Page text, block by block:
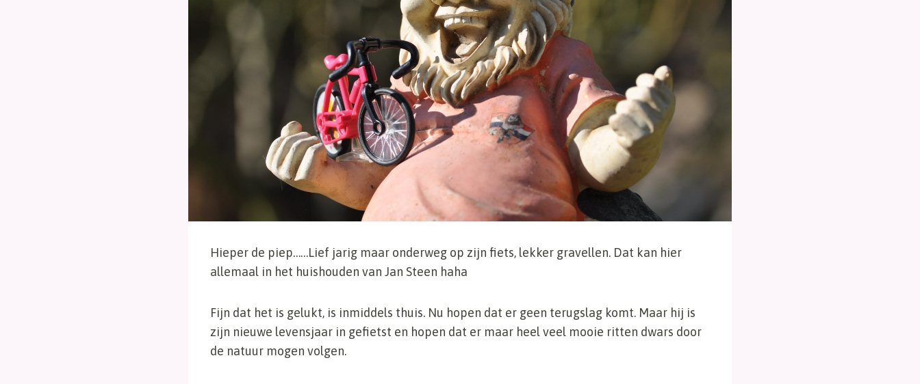
Hieper de piep……Lief jarig maar onderweg op zijn fiets, lekker gravellen. Dat kan hier
allemaal in het huishouden van Jan Steen haha
Fijn dat het is gelukt, is inmiddels thuis. Nu hopen dat er geen terugslag komt. Maar hij is
zijn nieuwe levensjaar in gefietst en hopen dat er maar heel veel mooie ritten dwars door
de natuur mogen volgen.